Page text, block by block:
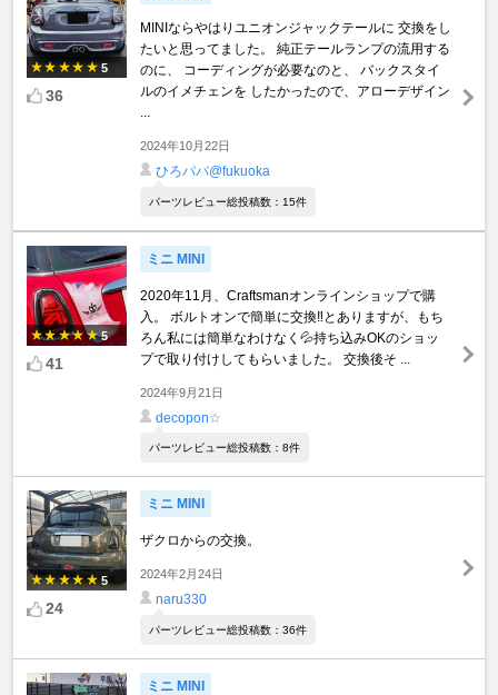
5
36
MINIならやはりユニオンジャックテールに 交換をし
たいと思ってました。 純正テールランプの流用する
のに、 コーディングが必要なのと、 バックスタイ
ルのイメチェンを したかったので、アローデザイン
2024年10月22日
ひろパパ@fukuoka
パーツレビュー総投稿数：15件
5
41
ミニ MINI
2020年11月、Craftsmanオンラインショップで購
入。 ボルトオンで簡単に交換‼️とありますが、もち
ろん私には簡単なわけなく💦持ち込みOKのショッ
プで取り付けしてもらいました。 交換後そ ...
2024年9月21日
decopon☆
パーツレビュー総投稿数：8件
5
24
ミニ MINI
ザクロからの交換。
2024年2月24日
naru330
パーツレビュー総投稿数：36件
ミニ MINI